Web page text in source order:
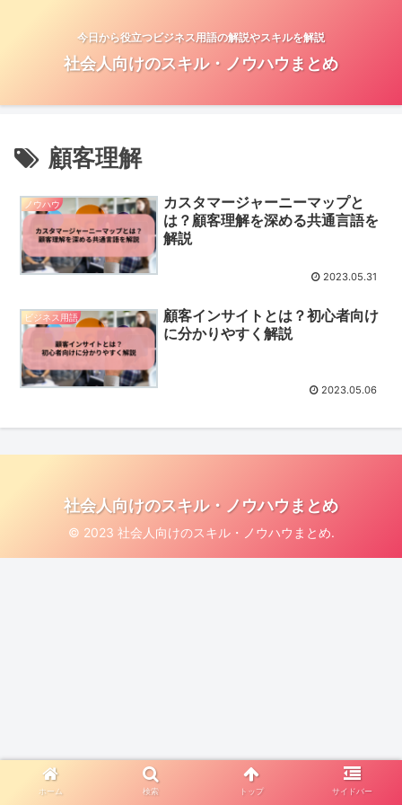
今日から役立つビジネス用語の解説やスキルを解説
社会人向けのスキル・ノウハウまとめ
顧客理解
ノウハウ
カスタマージャーニーマップと
は？顧客理解を深める共通言語を
解説
2023.05.31
ビジネス用語
顧客インサイトとは？初心者向け
に分かりやすく解説
2023.05.06
社会人向けのスキル・ノウハウまとめ
© 2023 社会人向けのスキル・ノウハウまとめ.
ホーム 検索 トップ サイドバー